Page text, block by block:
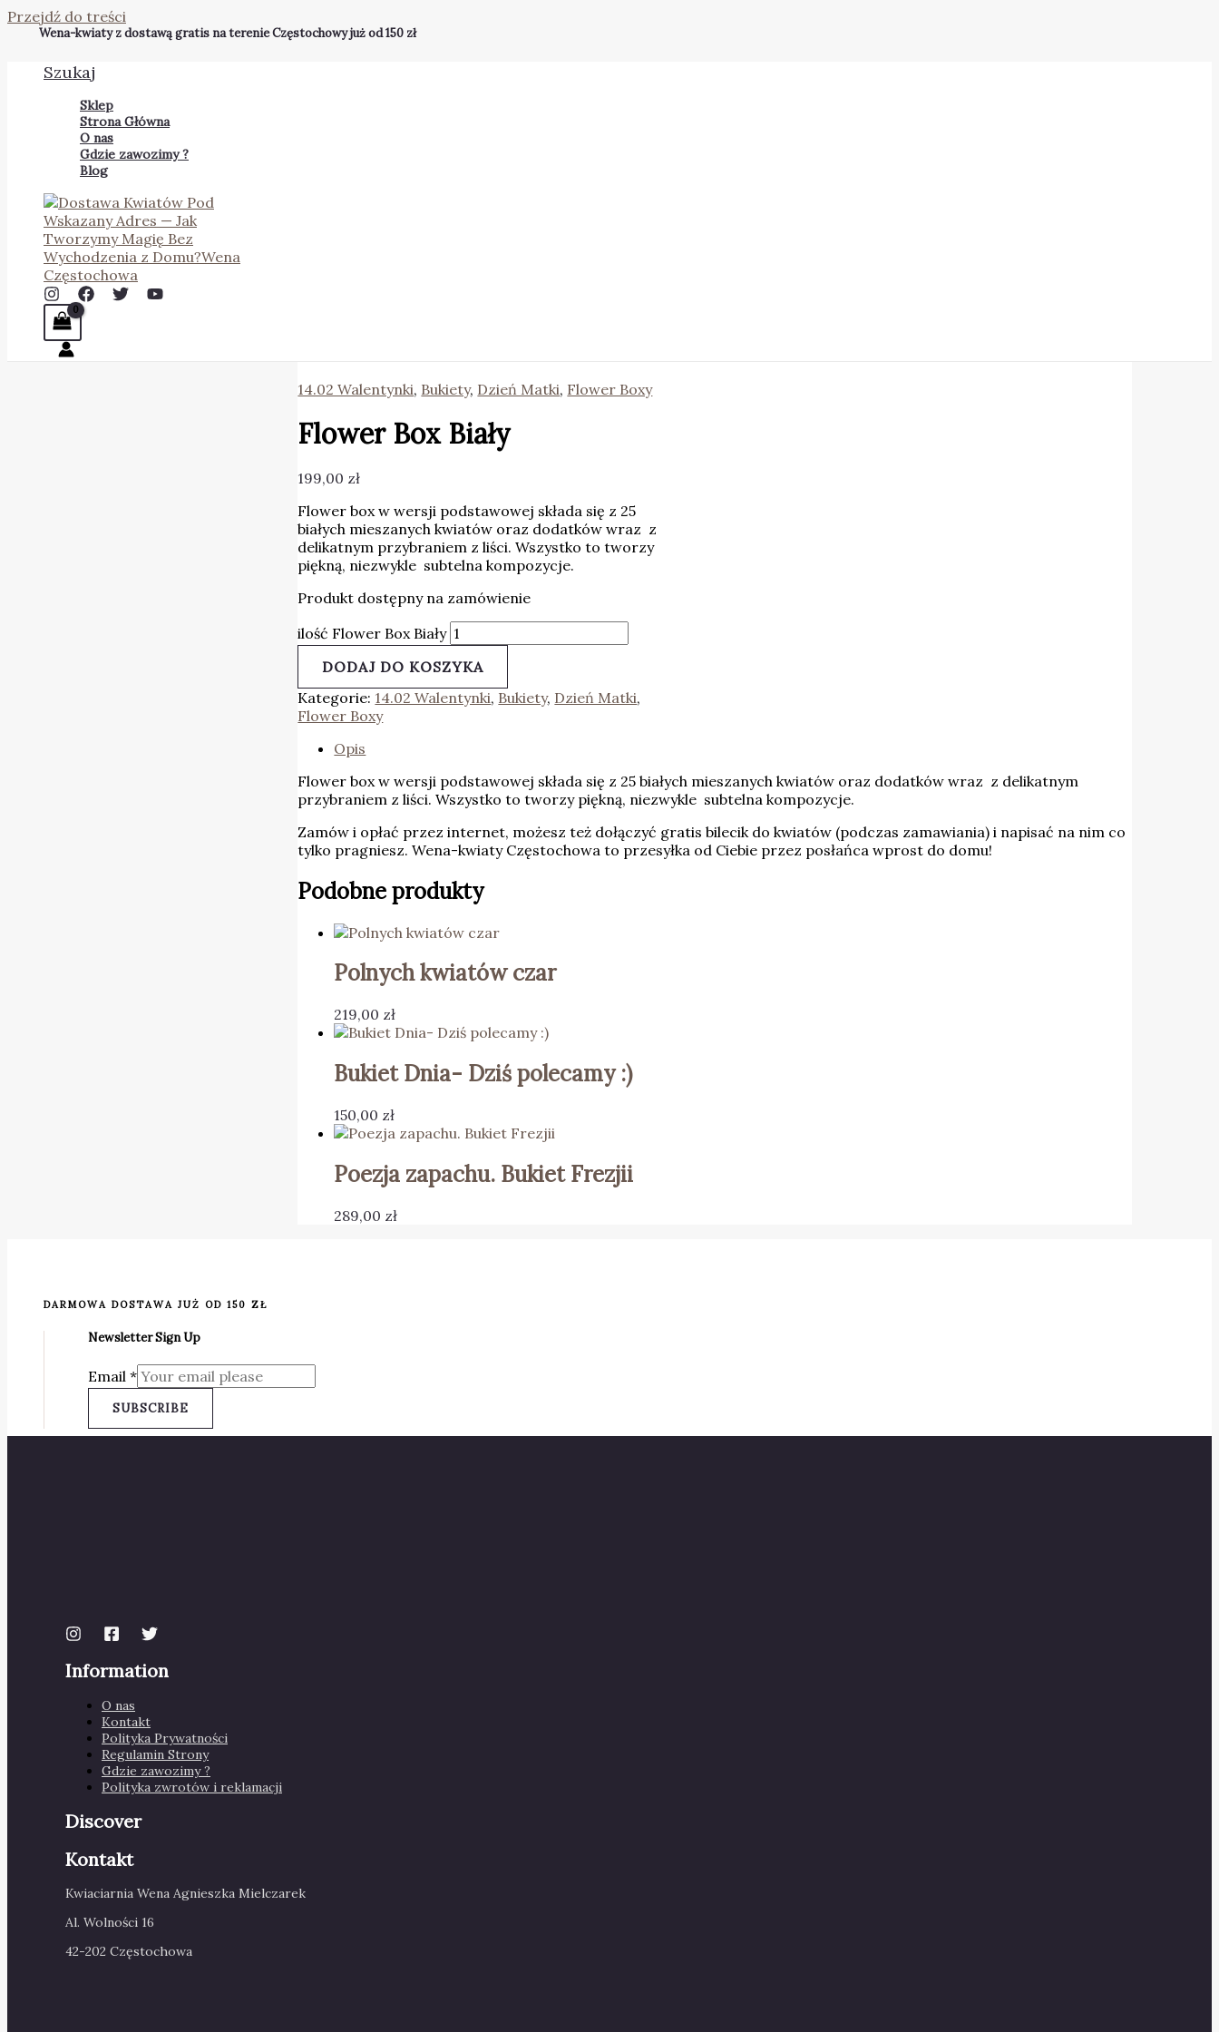
Przejdź do treści
Wena-kwiaty z dostawą gratis na terenie Częstochowy już od 150 zł
Szukaj
Sklep
Strona Główna
O nas
Gdzie zawozimy ?
Blog
14.02 Walentynki, Bukiety, Dzień Matki, Flower Boxy
Flower Box Biały
199,00 zł
Flower box w wersji podstawowej składa się z 25
białych mieszanych kwiatów oraz dodatków wraz z
delikatnym przybraniem z liści. Wszystko to tworzy
piękną, niezwykle subtelna kompozycje.
Produkt dostępny na zamówienie
ilość Flower Box Biały
DODAJ DO KOSZYKA
Kategorie: 14.02 Walentynki, Bukiety, Dzień Matki,
Flower Boxy
Opis
Flower box w wersji podstawowej składa się z 25 białych mieszanych kwiatów oraz dodatków wraz z delikatnym
przybraniem z liści. Wszystko to tworzy piękną, niezwykle subtelna kompozycje.
Zamów i opłać przez internet, możesz też dołączyć gratis bilecik do kwiatów (podczas zamawiania) i napisać na nim co
tylko pragniesz. Wena-kwiaty Częstochowa to przesyłka od Ciebie przez posłańca wprost do domu!
Podobne produkty
Polnych kwiatów czar
219,00 zł
Bukiet Dnia- Dziś polecamy :)
150,00 zł
Poezja zapachu. Bukiet Frezjii
289,00 zł
DARMOWA DOSTAWA JUŻ OD 150 ZŁ
Newsletter Sign Up
Email *
SUBSCRIBE
Information
O nas
Kontakt
Polityka Prywatności
Regulamin Strony
Gdzie zawozimy ?
Polityka zwrotów i reklamacji
Discover
Kontakt
Kwiaciarnia Wena Agnieszka Mielczarek
Al. Wolności 16
42-202 Częstochowa